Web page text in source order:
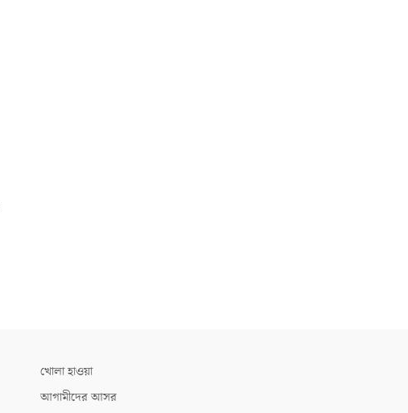
খোলা হাওয়া
আগামীদের আসর